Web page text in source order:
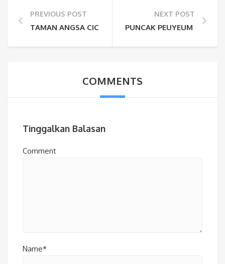
PREVIOUS POST
TAMAN ANGSA CICURUG, WISATA KELUARGA
NEXT POST
PUNCAK PEUYEUM
COMMENTS
Tinggalkan Balasan
Comment
Name*